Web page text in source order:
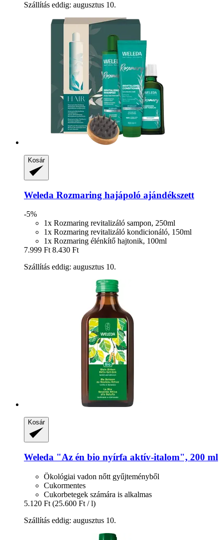
Szállítás eddig: augusztus 10.
Kosár
Weleda Rozmaring hajápoló ajándékszett
-5%
1x Rozmaring revitalizáló sampon, 250ml
1x Rozmaring revitalizáló kondicionáló, 150ml
1x Rozmaring élénkítő hajtonik, 100ml
7.999 Ft 8.430 Ft
Szállítás eddig: augusztus 10.
Kosár
Weleda "Az én bio nyírfa aktív-​italom", 200 ml
Ökológiai vadon nőtt gyűjteményből
Cukormentes
Cukorbetegek számára is alkalmas
5.120 Ft (25.600 Ft / l)
Szállítás eddig: augusztus 10.